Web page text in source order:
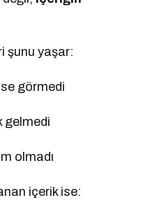
şunu yaşar:
görmedi
gelmedi
olmadı
içerik ise: